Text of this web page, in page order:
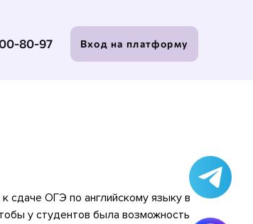
80-97 Вход на платформу
сдаче ОГЭ по английскому языку в
у студентов была возможность